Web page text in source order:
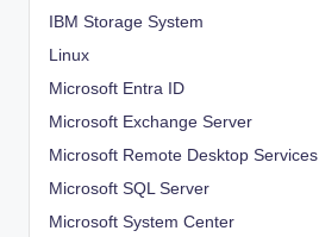
IBM Storage System
Linux
Microsoft Entra ID
Microsoft Exchange Server
Microsoft Remote Desktop Services
Microsoft SQL Server
Microsoft System Center